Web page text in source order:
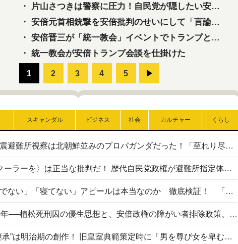
・
片山さつきは警察に圧力！自民党が隠したい安倍元首相と統一教会の深い関係
・ 安倍元首相銃撃を安倍批判のせいにして「言論封殺」に利用する自民党応援団
・ 安倍晋三が「統一教会」イベントでトランプと演説！同性婚や夫婦別姓を攻撃
・ 統一教会が安倍トランプ会談を仕掛けた
スキャンダル ビジネス 社会 カルチャー くらし
高市首相の熊本地震避難所視察は北朝鮮並みのプロパガンダだった！「至れり尽くせり」の選ばれた避難所の一方で実態は…
〈#ミサイルよりクーラーを〉は正当な批判だ！ 歴代自民党政権が避難所指定体育館へのエアコン設置を遅らせてきた客観的事実
高市首相の「休んでない」「寝てない」アピールは本当なのか 徹底検証！ 「資料読み込み」「アイロンがけ」も矛盾だらけ…
相模原事件から10年──植松死刑囚の優生思想と、安倍政権の障がい者排除政策、右派勢力の差別主義との関係を改めて問う
“男系男子の皇位継承”は明治期の創作！ 旧皇室典範策定時に「男を尊び女を卑むの慣習、人民の脳髄」とトンデモ論で女性天皇を否定